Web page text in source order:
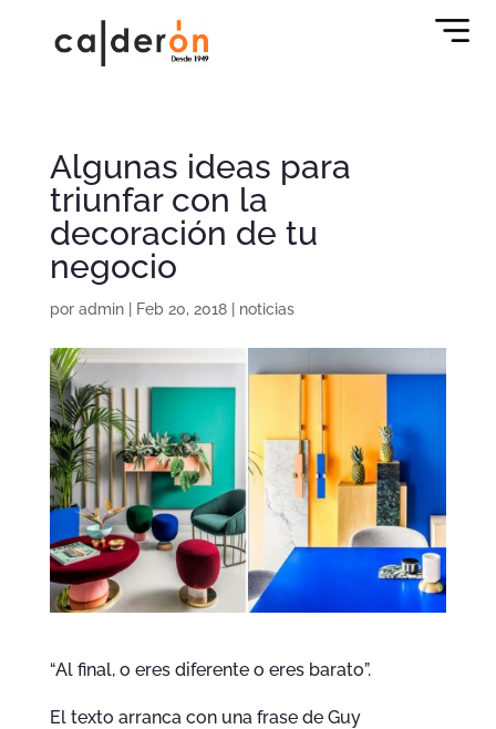
Algunas ideas para
triunfar con la
decoración de tu
negocio
por admin| Feb 20, 2018| noticias
“Al final, o eres diferente o eres barato”.
El texto arranca con una frase de Guy